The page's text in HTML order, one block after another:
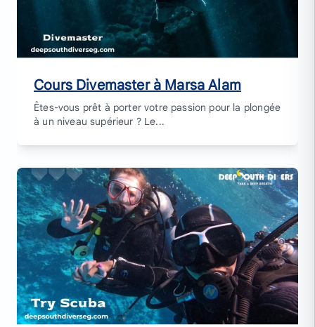
Cours Divemaster à Marsa Alam
Êtes-vous prêt à porter votre passion pour la plongée
à un niveau supérieur ? Le...